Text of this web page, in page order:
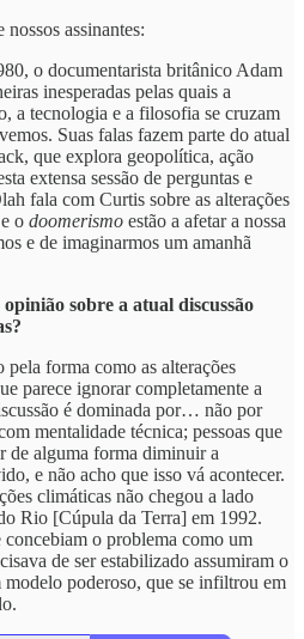
assinantes:
o documentarista britânico Adam
inesperadas pelas quais a
a tecnologia e a filosofia se cruzam
Suas falas fazem parte do atual
que explora geopolítica, ação
extensa sessão de perguntas e
fala com Curtis sobre as alterações
o doomerismo estão a afetar a nossa
e de imaginarmos um amanhã
sobre a atual discussão
forma como as alterações
parece ignorar completamente a
é dominada por… não por
mentalidade técnica; pessoas que
de alguma forma diminuir a
e não acho que isso vá acontecer.
climáticas não chegou a lado
Rio [Cúpula da Terra] em 1992.
concebiam o problema como um
de ser estabilizado assumiram o
poderoso, que se infiltrou em